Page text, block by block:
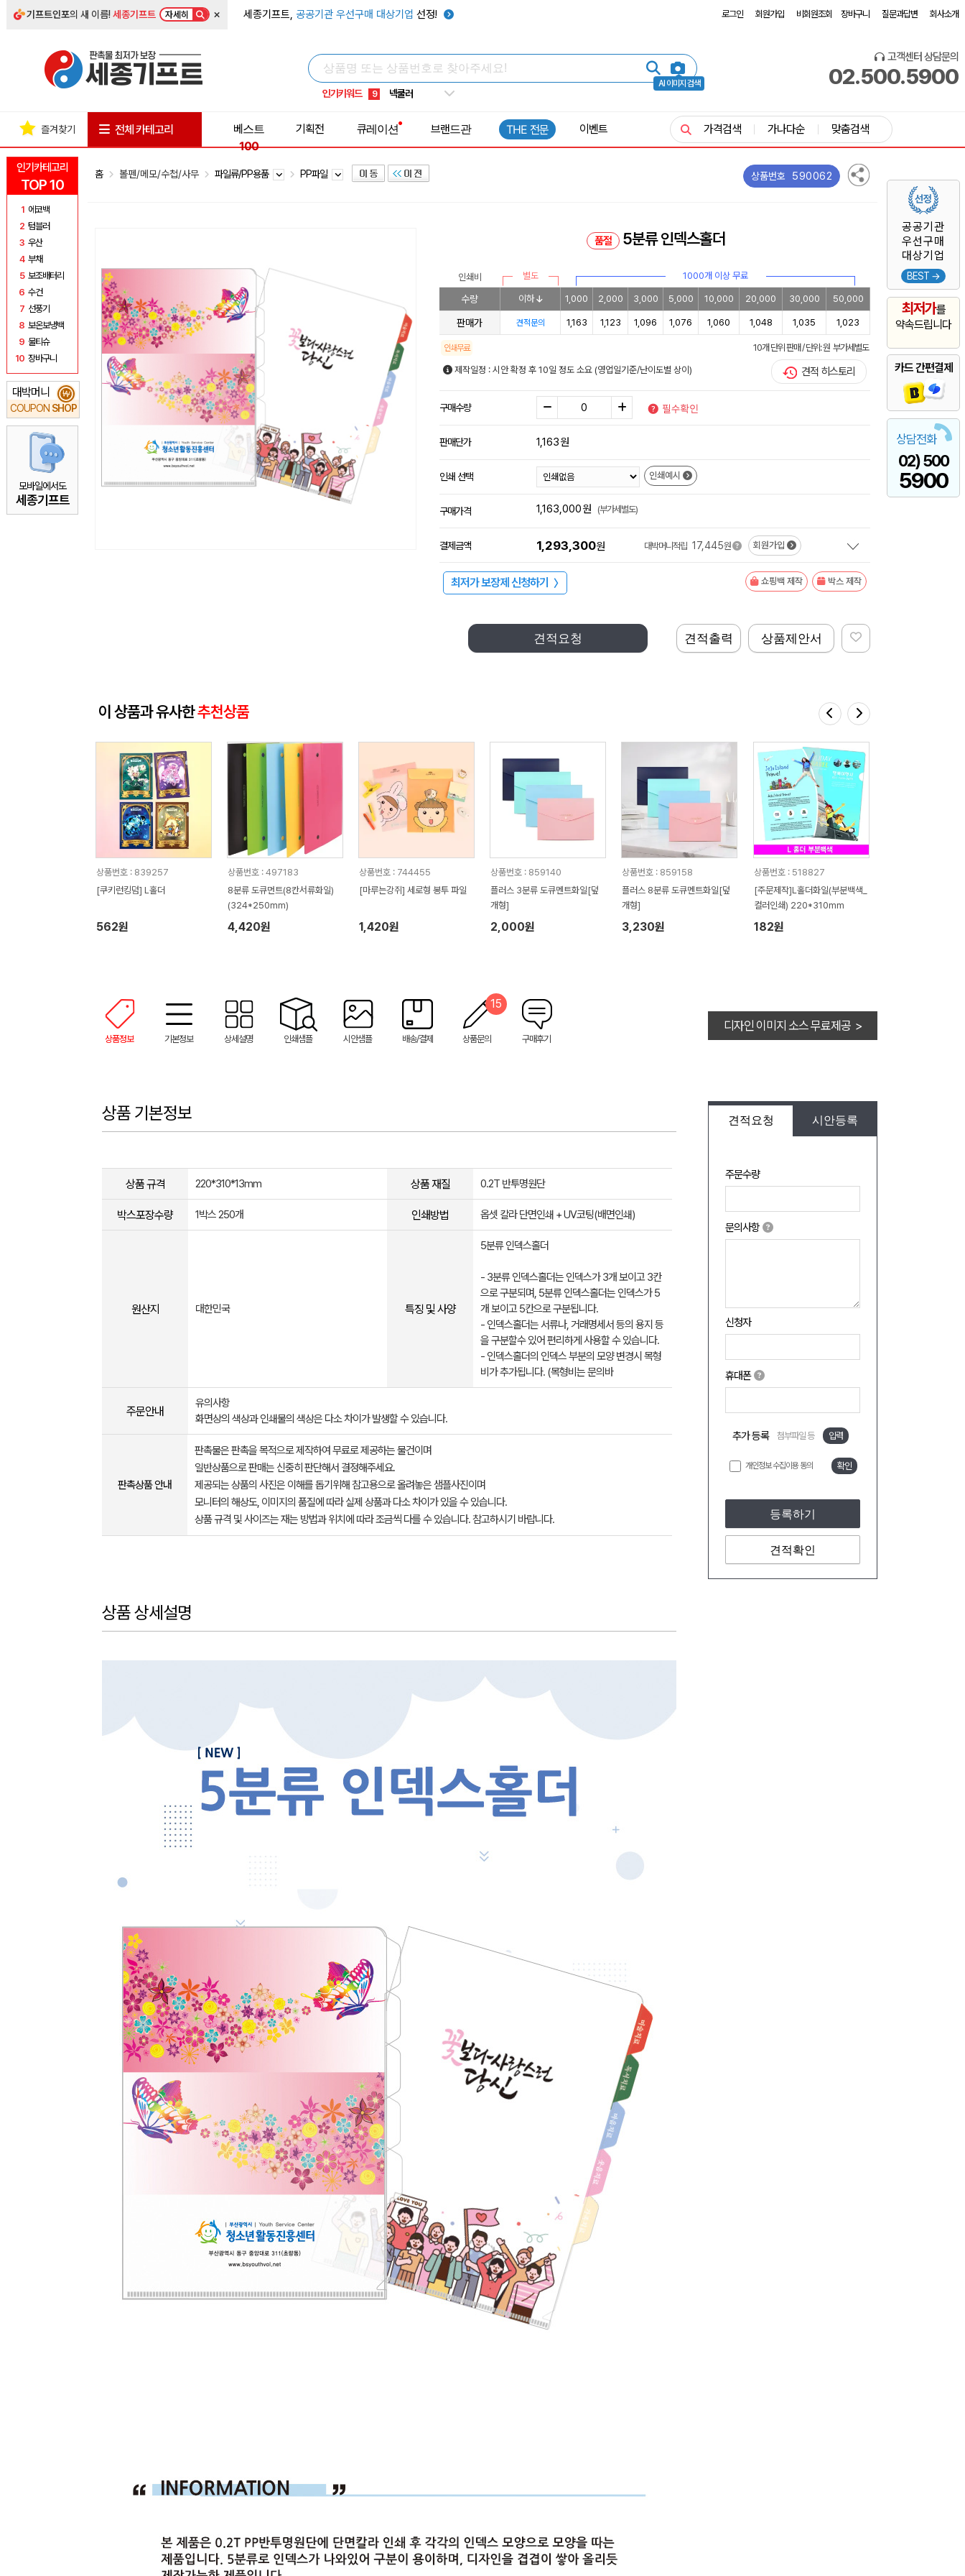
기프트인포의 새 이름!세종기프트 자세히 × 세종기프트, 공공기관 우선구매 대상기업 선정! 로그인 회원가입 비회원조회 장바구니 질문과답변 회사소개
AI 이미지 검색
인기키워드
5 키캡
8 쿨토시
9 넥쿨러
1 선풍기
고객센터 상담문의
02.500.5900
인기카테고리
TOP 10
1 에코백
2 텀블러
3 우산
4 부채
5 보조배터리
6 수건
7 선풍기
8 보온보냉백
9 물티슈
10 장바구니
대박머니
COUPON SHOP
₩
모바일에서도
세종기프트
공공기관
우선구매
대상기업
BEST →
최저가를
약속드립니다
카드 간편결제
상담전화
02) 500
5900
즐겨찾기 전체 카테고리
베스트
100
기획전 큐레이션 브랜드관 THE 전문 이벤트 가격검색 가나다순 맞춤검색
홈 볼펜/메모/수첩/사무 파일류/PP용품 PP파일 상품번호 590062
품절 5분류 인덱스홀더
인쇄비 별도 1000개 이상 무료
수량 이하 1,000 2,000 3,000 5,000 10,000 20,000 30,000 50,000
판매가 견적문의 1,163 1,123 1,096 1,076 1,060 1,048 1,035 1,023
인쇄무료 10개 단위 판매 / 단위: 원 부가세별도
제작일정 : 시안 확정 후 10일 정도 소요 (영업일기준/난이도별 상이) 견적 히스토리
구매수량
판매단가 1,163원
인쇄 선택 인쇄예시
구매가격 1,163,000원 (부가세별도)
결제금액 1,293,300원 대박머니적립 17,445원 회원가입
최저가 보장제 신청하기 〉 쇼핑백 제작 박스 제작
견적요청 상품제안서
견적출력
이 상품과 유사한추천상품
상품번호 : 839257
[쿠키런킹덤] L홀더
562원
상품번호 : 497183
8분류 도큐먼트(8칸서류화일)
(324*250mm)
4,420원
상품번호 : 744455
[마루는강쥐] 세로형 봉투 파일
1,420원
상품번호 : 859140
플러스 3분류 도큐멘트화일[덮
개형]
2,000원
상품번호 : 859158
플러스 8분류 도큐멘트화일[덮
개형]
3,230원
상품번호 : 518827
[주문제작]L홀더화일(부분백색_
컬러인쇄) 220*310mm
182원
상품정보 기본정보 상세설명 인쇄샘플 시안샘플 배송/결제 상품문의
15
구매후기
디자인 이미지 소스 무료제공 >
견적요청 시안등록
주문수량
문의사항
신청자
휴대폰
추가 등록 첨부파일 등 입력
개인정보 수집이용 동의 확인
등록하기
견적확인
상품 기본정보
상품 규격 220*310*13mm 상품 재질 0.2T 반투명원단
박스포장수량 1박스 250개 인쇄방법 옵셋 칼라 단면인쇄 + UV코팅(배면인쇄)
원산지 대한민국 특징 및 사양
5분류 인덱스홀더
- 3분류 인덱스홀더는 인덱스가 3개 보이고 3칸
으로 구분되며, 5분류 인덱스홀더는 인덱스가 5
개 보이고 5칸으로 구분됩니다.
- 인덱스홀더는 서류나, 거래명세서 등의 용지 등
을 구분할수 있어 편리하게 사용할 수 있습니다.
- 인덱스홀더의 인덱스 부분의 모양 변경시 목형
비가 추가됩니다. (목형비는 문의바
주문안내
유의사항
화면상의 색상과 인쇄물의 색상은 다소 차이가 발생할 수 있습니다.
판촉상품 안내
판촉물은 판촉을 목적으로 제작하여 무료로 제공하는 물건이며
일반상품으로 판매는 신중히 판단해서 결정해주세요.
제공되는 상품의 사진은 이해를 돕기위해 참고용으로 올려놓은 샘플사진이며
모니터의 해상도, 이미지의 품질에 따라 실제 상품과 다소 차이가 있을 수 있습니다.
상품 규격 및 사이즈는 재는 방법과 위치에 따라 조금씩 다를 수 있습니다. 참고하시기 바랍니다.
상품 상세설명